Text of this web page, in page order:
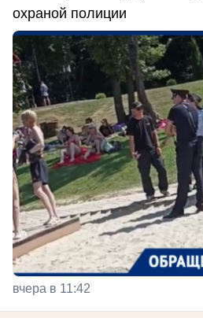
охраной полиции
вчера в 11:42